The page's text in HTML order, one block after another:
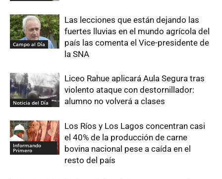
Campo al Día
Las lecciones que están dejando las
fuertes lluvias en el mundo agrícola del
país las comenta el Vice-presidente de
la SNA
Noticia del Día
Liceo Rahue aplicará Aula Segura tras
violento ataque con destornillador:
alumno no volverá a clases
Informando
Primero
Los Ríos y Los Lagos concentran casi
el 40% de la producción de carne
bovina nacional pese a caída en el
resto del país